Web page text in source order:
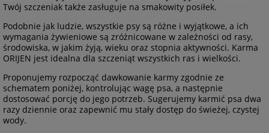
Twój szczeniak także zasługuje na smakowity posiłek.
Podobnie jak ludzie, wszystkie psy są różne i wyjątkowe, a ich
wymagania żywieniowe są zróżnicowane w zależności od rasy,
środowiska, w jakim żyją, wieku oraz stopnia aktywności. Karma
ORIJEN jest idealna dla szczeniąt wszystkich ras i wielkości.
Proponujemy rozpocząć dawkowanie karmy zgodnie ze
schematem poniżej, kontrolując wagę psa, a następnie
dostosować porcję do jego potrzeb. Sugerujemy karmić psa dwa
razy dziennie oraz zapewnić mu stały dostęp do świeżej, czystej
wody.